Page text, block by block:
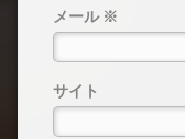
メール ※
サイト